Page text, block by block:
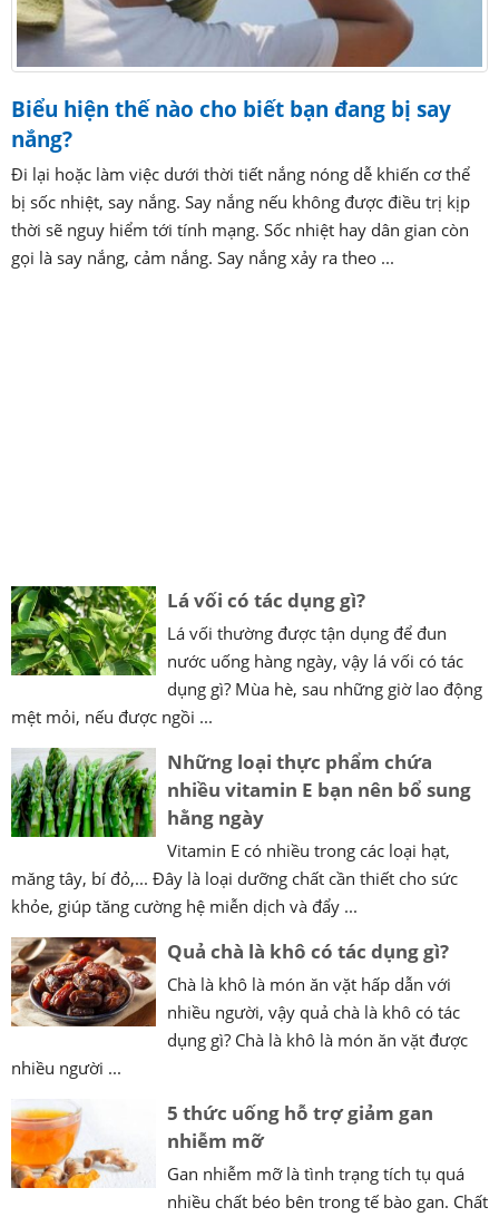
Biểu hiện thế nào cho biết bạn đang bị say
nắng?
Đi lại hoặc làm việc dưới thời tiết nắng nóng dễ khiến cơ thể
bị sốc nhiệt, say nắng. Say nắng nếu không được điều trị kịp
thời sẽ nguy hiểm tới tính mạng. Sốc nhiệt hay dân gian còn
gọi là say nắng, cảm nắng. Say nắng xảy ra theo ...
Lá vối có tác dụng gì?
Lá vối thường được tận dụng để đun
nước uống hàng ngày, vậy lá vối có tác
dụng gì? Mùa hè, sau những giờ lao động
mệt mỏi, nếu được ngồi ...
Những loại thực phẩm chứa
nhiều vitamin E bạn nên bổ sung
hằng ngày
Vitamin E có nhiều trong các loại hạt,
măng tây, bí đỏ,... Đây là loại dưỡng chất cần thiết cho sức
khỏe, giúp tăng cường hệ miễn dịch và đẩy ...
Quả chà là khô có tác dụng gì?
Chà là khô là món ăn vặt hấp dẫn với
nhiều người, vậy quả chà là khô có tác
dụng gì? Chà là khô là món ăn vặt được
nhiều người ...
5 thức uống hỗ trợ giảm gan
nhiễm mỡ
Gan nhiễm mỡ là tình trạng tích tụ quá
nhiều chất béo bên trong tế bào gan. Chất